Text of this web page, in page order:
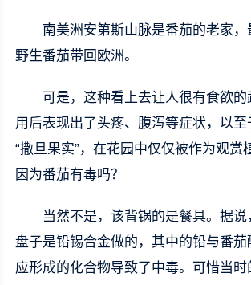
南美洲安第斯山脉是番茄的老家
野生番茄带回欧洲。
可是，这种看上去让人很有食欲
用后表现出了头疼、腹泻等症状，以
“撒旦果实”，在花园中仅仅被作为观赏
因为番茄有毒吗？
当然不是，该背锅的是餐具。据
盘子是铅锡合金做的，其中的铅与番茄
应形成的化合物导致了中毒。可惜当